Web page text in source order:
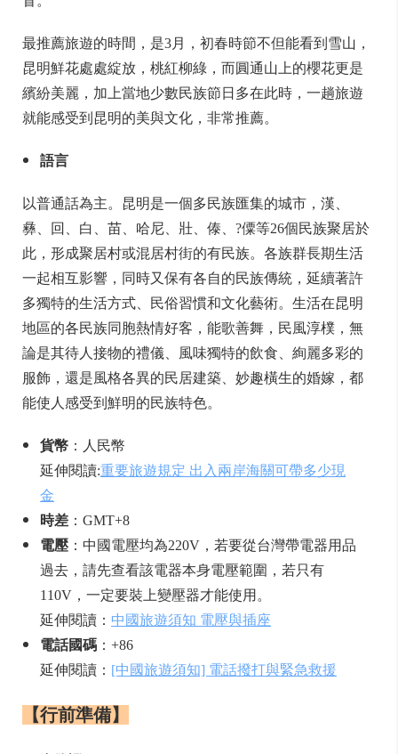
最推薦旅遊的時間，是3月，初春時節不但能看到雪山，
昆明鮮花處處綻放，桃紅柳綠，而圓通山上的櫻花更是
繽紛美麗，加上當地少數民族節日多在此時，一趟旅遊
就能感受到昆明的美與文化，非常推薦。
語言
以普通話為主。昆明是一個多民族匯集的城市，漢、
彝、回、白、苗、哈尼、壯、傣、?僳等26個民族聚居於
此，形成聚居村或混居村街的有民族。各族群長期生活
一起相互影響，同時又保有各自的民族傳統，延續著許
多獨特的生活方式、民俗習慣和文化藝術。生活在昆明
地區的各民族同胞熱情好客，能歌善舞，民風淳樸，無
論是其待人接物的禮儀、風味獨特的飲食、絢麗多彩的
服飾，還是風格各異的民居建築、妙趣橫生的婚嫁，都
能使人感受到鮮明的民族特色。
貨幣 ：人民幣
延伸閱讀:重要旅遊規定 出入兩岸海關可帶多少現
金
時差 ：GMT+8
電壓 ：中國電壓均為220V，若要從台灣帶電器用品
過去，請先查看該電器本身電壓範圍，若只有
110V，一定要裝上變壓器才能使用。
延伸閱讀： 中國旅遊須知 電壓與插座
電話國碼 ：+86
延伸閱讀： [中國旅遊須知] 電話撥打與緊急救援
【行前準備】